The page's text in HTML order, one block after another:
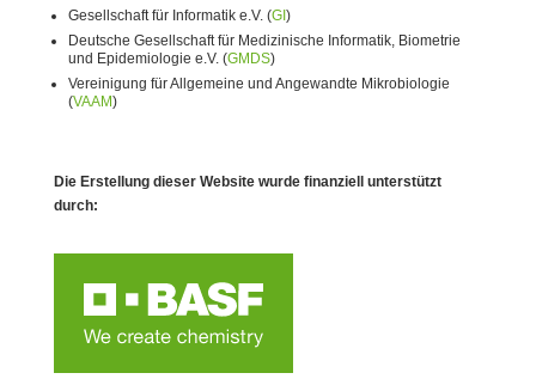
Gesellschaft für Informatik e.V. (GI)
Deutsche Gesellschaft für Medizinische Informatik, Biometrie
und Epidemiologie e.V. (GMDS)
Vereinigung für Allgemeine und Angewandte Mikrobiologie
(VAAM)
Die Erstellung dieser Website wurde finanziell unterstützt
durch: